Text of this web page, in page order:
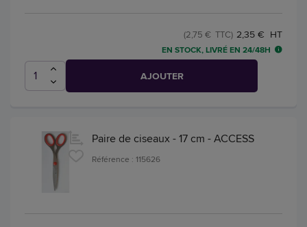
2,35 € HT
(2,75 € TTC)
EN STOCK, LIVRÉ EN 24/48H
AJOUTER
Paire de ciseaux - 17 cm - ACCESS
Référence : 115626